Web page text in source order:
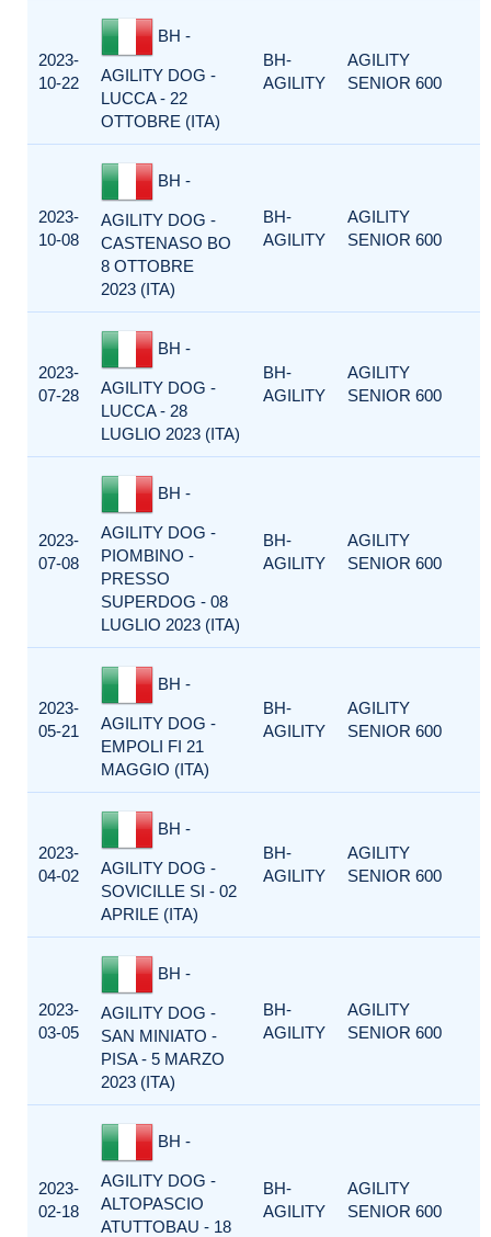
2023-
10-22
BH -
AGILITY DOG -
LUCCA - 22
OTTOBRE (ITA)
BH-
AGILITY
AGILITY
SENIOR 600
2023-
10-08
BH -
AGILITY DOG -
CASTENASO BO
8 OTTOBRE
2023 (ITA)
BH-
AGILITY
AGILITY
SENIOR 600
2023-
07-28
BH -
AGILITY DOG -
LUCCA - 28
LUGLIO 2023 (ITA)
BH-
AGILITY
AGILITY
SENIOR 600
2023-
07-08
BH -
AGILITY DOG -
PIOMBINO -
PRESSO
SUPERDOG - 08
LUGLIO 2023 (ITA)
BH-
AGILITY
AGILITY
SENIOR 600
2023-
05-21
BH -
AGILITY DOG -
EMPOLI FI 21
MAGGIO (ITA)
BH-
AGILITY
AGILITY
SENIOR 600
2023-
04-02
BH -
AGILITY DOG -
SOVICILLE SI - 02
APRILE (ITA)
BH-
AGILITY
AGILITY
SENIOR 600
2023-
03-05
BH -
AGILITY DOG -
SAN MINIATO -
PISA - 5 MARZO
2023 (ITA)
BH-
AGILITY
AGILITY
SENIOR 600
2023-
02-18
BH -
AGILITY DOG -
ALTOPASCIO
ATUTTOBAU - 18
BH-
AGILITY
AGILITY
SENIOR 600